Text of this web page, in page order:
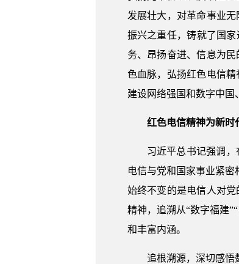
发展壮大，对革命事业
振兴之重任，铸就了国
务、昂扬奋进、信息为
色血脉，弘扬红色电信
建设网络强国和数字中国
红色电信精神为新时
习近平总书记强调
电信与党和国家事业紧密
始终不变的是电信人对
精神，追溯从“数字福建
和丰富内涵。
追根溯源，深切感悟